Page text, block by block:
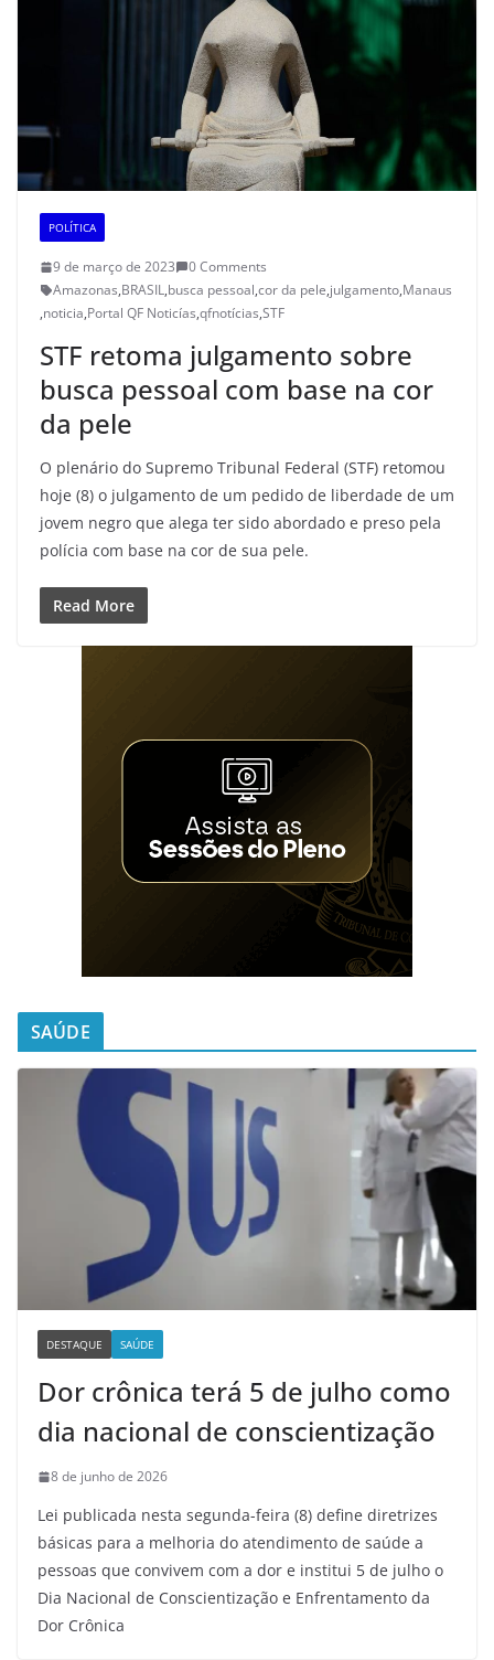
POLÍTICA
9 de março de 2023
0 Comments
Amazonas,BRASIL,busca pessoal,cor da pele,julgamento,Manaus
,noticia,Portal QF Noticías,qfnotícias,STF
STF retoma julgamento sobre
busca pessoal com base na cor
da pele
O plenário do Supremo Tribunal Federal (STF) retomou
hoje (8) o julgamento de um pedido de liberdade de um
jovem negro que alega ter sido abordado e preso pela
polícia com base na cor de sua pele.
Read More
SAÚDE
DESTAQUE SAÚDE
Dor crônica terá 5 de julho como
dia nacional de conscientização
8 de junho de 2026
Lei publicada nesta segunda-feira (8) define diretrizes
básicas para a melhoria do atendimento de saúde a
pessoas que convivem com a dor e institui 5 de julho o
Dia Nacional de Conscientização e Enfrentamento da
Dor Crônica